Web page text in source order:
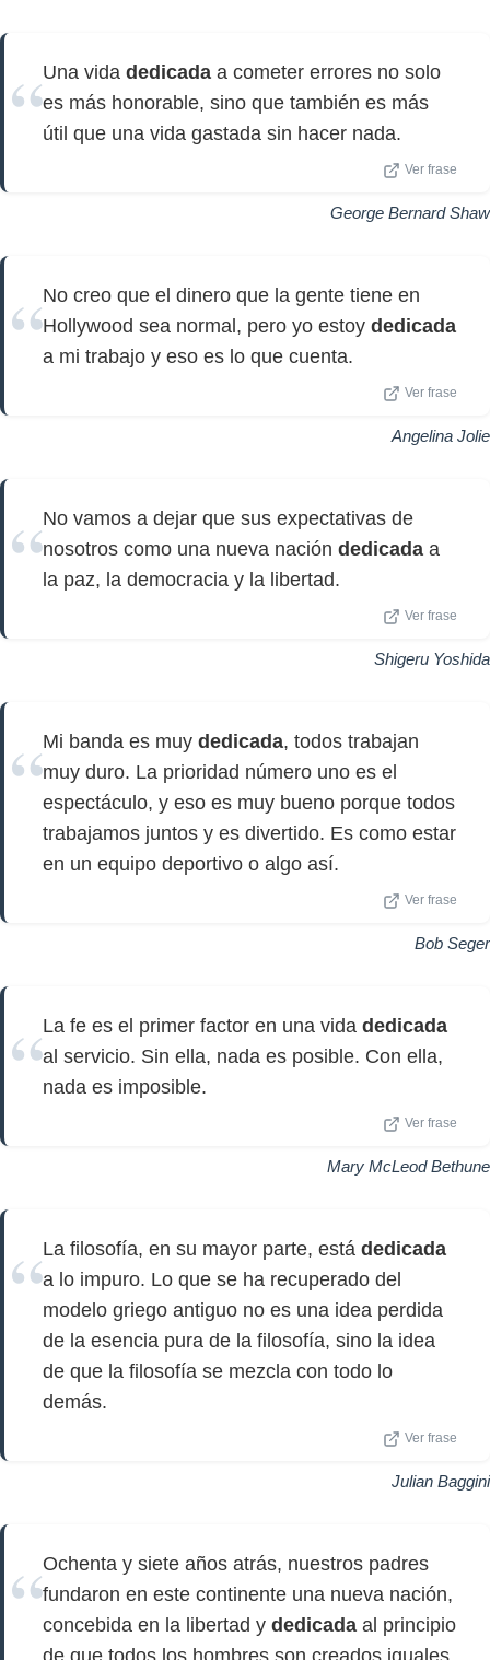
Una vida dedicada a cometer errores no solo
es más honorable, sino que también es más
útil que una vida gastada sin hacer nada.
Ver frase
George Bernard Shaw
No creo que el dinero que la gente tiene en
Hollywood sea normal, pero yo estoy dedicada
a mi trabajo y eso es lo que cuenta.
Ver frase
Angelina Jolie
No vamos a dejar que sus expectativas de
nosotros como una nueva nación dedicada a
la paz, la democracia y la libertad.
Ver frase
Shigeru Yoshida
Mi banda es muy dedicada, todos trabajan
muy duro. La prioridad número uno es el
espectáculo, y eso es muy bueno porque todos
trabajamos juntos y es divertido. Es como estar
en un equipo deportivo o algo así.
Ver frase
Bob Seger
La fe es el primer factor en una vida dedicada
al servicio. Sin ella, nada es posible. Con ella,
nada es imposible.
Ver frase
Mary McLeod Bethune
La filosofía, en su mayor parte, está dedicada
a lo impuro. Lo que se ha recuperado del
modelo griego antiguo no es una idea perdida
de la esencia pura de la filosofía, sino la idea
de que la filosofía se mezcla con todo lo
demás.
Ver frase
Julian Baggini
Ochenta y siete años atrás, nuestros padres
fundaron en este continente una nueva nación,
concebida en la libertad y dedicada al principio
de que todos los hombres son creados iguales.